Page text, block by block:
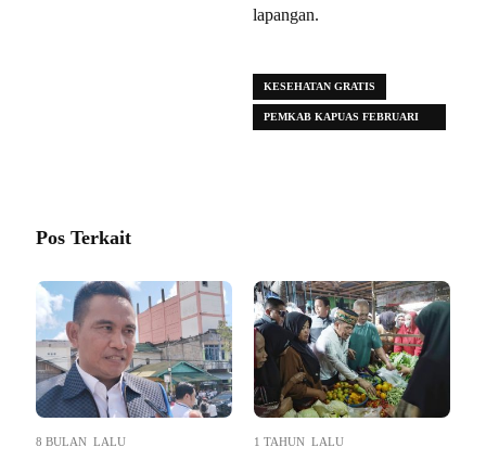
lapangan.
KESEHATAN GRATIS
PEMKAB KAPUAS FEBRUARI
Pos Terkait
8 BULAN LALU 1 TAHUN LALU